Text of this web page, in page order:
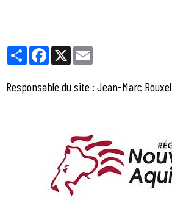
PartagerFacebook
X
Responsable du site : Jean-Marc Rouxel